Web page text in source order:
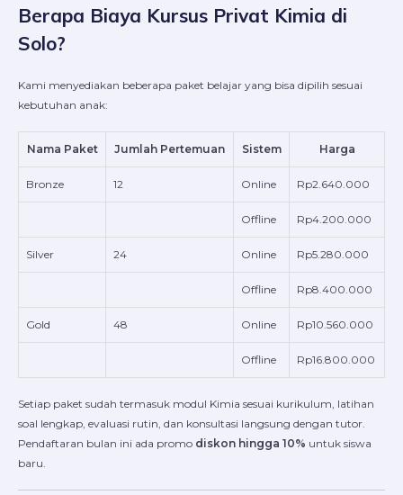
Berapa Biaya Kursus Privat Kimia di
Solo?
Kami menyediakan beberapa paket belajar yang bisa dipilih sesuai
kebutuhan anak:
Nama Paket Jumlah Pertemuan Sistem Harga
Bronze 12 Online Rp2.640.000
Offline Rp4.200.000
Silver 24 Online Rp5.280.000
Offline Rp8.400.000
Gold 48 Online Rp10.560.000
Offline Rp16.800.000
Setiap paket sudah termasuk modul Kimia sesuai kurikulum, latihan
soal lengkap, evaluasi rutin, dan konsultasi langsung dengan tutor.
Pendaftaran bulan ini ada promo diskon hingga 10% untuk siswa
baru.